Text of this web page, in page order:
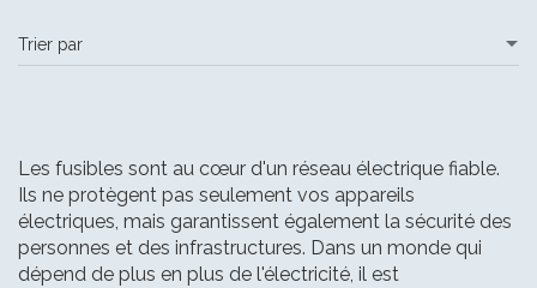
Les fusibles sont au cœur d'un réseau électrique fiable.
Ils ne protègent pas seulement vos appareils
électriques, mais garantissent également la sécurité des
personnes et des infrastructures. Dans un monde qui
dépend de plus en plus de l'électricité, il est